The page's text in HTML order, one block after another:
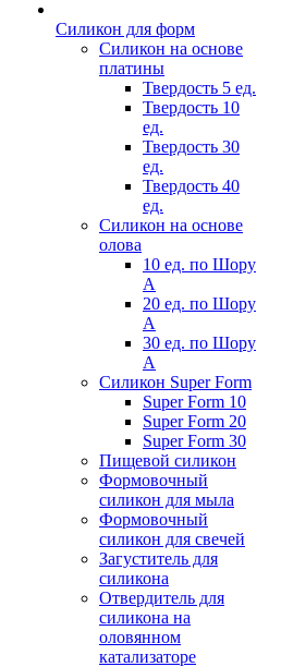
Силикон для форм
Силикон на основе
платины
Твердость 5 ед.
Твердость 10
ед.
Твердость 30
ед.
Твердость 40
ед.
Силикон на основе
олова
10 ед. по Шору
А
20 ед. по Шору
А
30 ед. по Шору
А
Силикон Super Form
Super Form 10
Super Form 20
Super Form 30
Пищевой силикон
Формовочный
силикон для мыла
Формовочный
силикон для свечей
Загуститель для
силикона
Отвердитель для
силикона на
оловянном
катализаторе